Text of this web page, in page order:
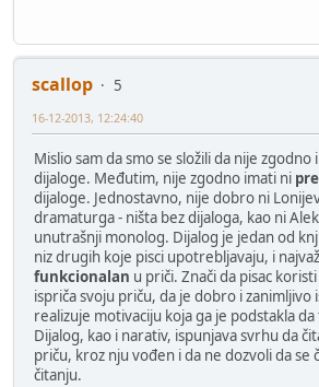
scallop
5
16-12-2013, 12:24:40
Mislio sam da smo se složili da nije zgodno
dijaloge. Međutim, nije zgodno imati ni
dijaloge. Jednostavno, nije dobro ni
dramaturga - ništa bez dijaloga, kao ni
unutrašnji monolog. Dijalog je jedan od
niz drugih koje pisci upotrebljavaju, i
funkcionalan u priči. Znači da pisac
ispriča svoju priču, da je dobro i zanimljivo
realizuje motivaciju koja ga je podstakla
Dijalog, kao i narativ, ispunjava svrhu da
priču, kroz nju vođen i da ne dozvoli da se
čitanju.